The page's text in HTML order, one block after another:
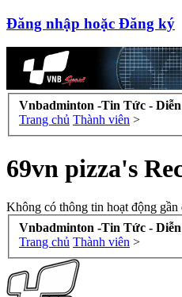
Đăng nhập hoặc Đăng ký
Vnbadminton -Tin Tức -
Trang chủ Thành viên >
69vn pizza's
Không có thông tin hoạt động gần
Vnbadminton -Tin Tức -
Trang chủ Thành viên >